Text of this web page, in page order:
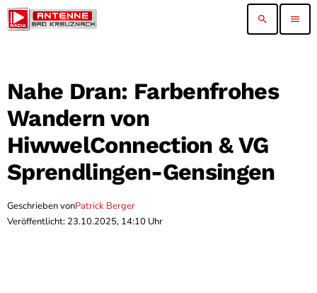
search menu
Nahe Dran: Farbenfrohes
Wandern von
HiwwelConnection & VG
Sprendlingen-Gensingen
Geschrieben vonPatrick Berger
Veröffentlicht: 23.10.2025, 14:10 Uhr